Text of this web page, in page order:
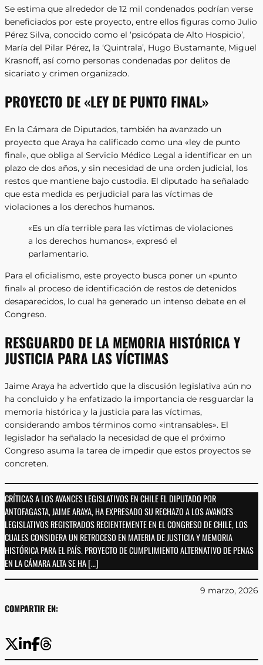
Se estima que alrededor de 12 mil condenados podrían verse
beneficiados por este proyecto, entre ellos figuras como Julio
Pérez Silva, conocido como el ‘psicópata de Alto Hospicio’,
María del Pilar Pérez, la ‘Quintrala’, Hugo Bustamante, Miguel
Krasnoff, así como personas condenadas por delitos de
sicariato y crimen organizado.
PROYECTO DE «LEY DE PUNTO FINAL»
En la Cámara de Diputados, también ha avanzado un
proyecto que Araya ha calificado como una «ley de punto
final», que obliga al Servicio Médico Legal a identificar en un
plazo de dos años, y sin necesidad de una orden judicial, los
restos que mantiene bajo custodia. El diputado ha señalado
que esta medida es perjudicial para las víctimas de
violaciones a los derechos humanos.
«Es un día terrible para las víctimas de violaciones
a los derechos humanos», expresó el
parlamentario.
Para el oficialismo, este proyecto busca poner un «punto
final» al proceso de identificación de restos de detenidos
desaparecidos, lo cual ha generado un intenso debate en el
Congreso.
RESGUARDO DE LA MEMORIA HISTÓRICA Y
JUSTICIA PARA LAS VÍCTIMAS
Jaime Araya ha advertido que la discusión legislativa aún no
ha concluido y ha enfatizado la importancia de resguardar la
memoria histórica y la justicia para las víctimas,
considerando ambos términos como «intransables». El
legislador ha señalado la necesidad de que el próximo
Congreso asuma la tarea de impedir que estos proyectos se
concreten.
CRÍTICAS A LOS AVANCES LEGISLATIVOS EN CHILE EL DIPUTADO POR
ANTOFAGASTA, JAIME ARAYA, HA EXPRESADO SU RECHAZO A LOS AVANCES
LEGISLATIVOS REGISTRADOS RECIENTEMENTE EN EL CONGRESO DE CHILE, LOS
CUALES CONSIDERA UN RETROCESO EN MATERIA DE JUSTICIA Y MEMORIA
HISTÓRICA PARA EL PAÍS. PROYECTO DE CUMPLIMIENTO ALTERNATIVO DE PENAS
EN LA CÁMARA ALTA SE HA […]
COMPARTIR EN:
9 marzo, 2026